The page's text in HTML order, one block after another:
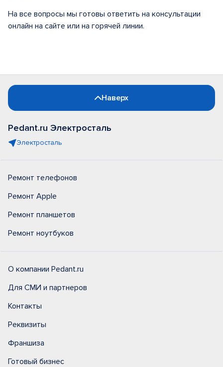
На все вопросы мы готовы ответить на консультации
онлайн на сайте или на горячей линии.
Наверх
Pedant.ru Электросталь
Электросталь
Ремонт телефонов
Ремонт Apple
Ремонт планшетов
Ремонт ноутбуков
О компании Pedant.ru
Для СМИ и партнеров
Контакты
Реквизиты
Франшиза
Готовый бизнес